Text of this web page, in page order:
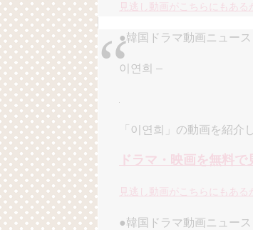
Powered by livedoor 相
YUCHUN ♥ LOVE 15
俳優カン・ギヨン、突
Powered by livedoor 相
見逃し動画がこちらにもある
●韓国ドラマ動画ニュース
이연희 –
「이연희」の動画を紹介
ドラマ・映画を無料で
見逃し動画がこちらにもある
●韓国ドラマ動画ニュース